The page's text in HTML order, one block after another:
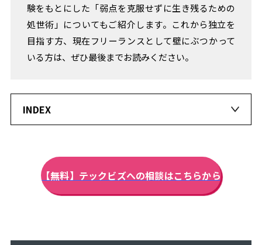
FOCUS!
成
長
の
ヒ
リ
ー
験をもとにした「弱点を克服せずに生き残るための
処世術」についてもご紹介します。これから独立を
目指す方、現在フリーランスとして壁にぶつかって
いる方は、ぜひ最後までお読みください。
INDEX
【無料】テックビズへの相談はこちらから